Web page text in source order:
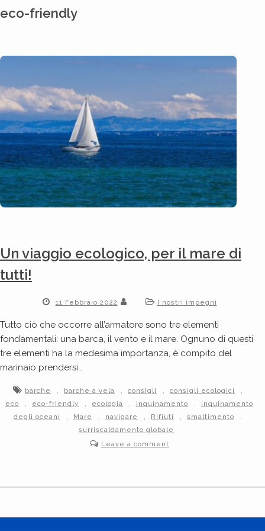
eco-friendly
Un viaggio ecologico, per il mare di
tutti!
11 Febbraio 2022 I nostri impegni
Tutto ciò che occorre all’armatore sono tre elementi
fondamentali: una barca, il vento e il mare. Ognuno di questi
tre elementi ha la medesima importanza, è compito del
marinaio prendersi…
barche , barche a vela , consigli , consigli ecologici ,
eco , eco-friendly , ecologia , inquinamento ,
inquinamento
degli oceani
, Mare , navigare , Rifiuti , smaltimento ,
surriscaldamento globale
Leave a comment